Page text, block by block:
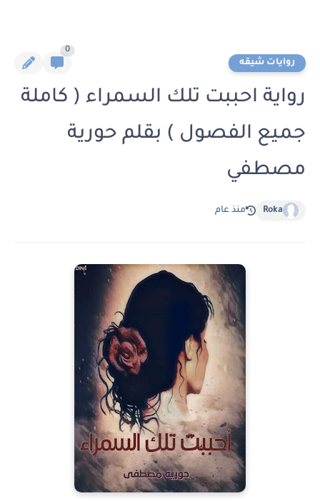
روايات شيقه
0
رواية احببت تلك السمراء ( كاملة
جميع الفصول ) بقلم حورية
مصطفي
Roka منذ عام